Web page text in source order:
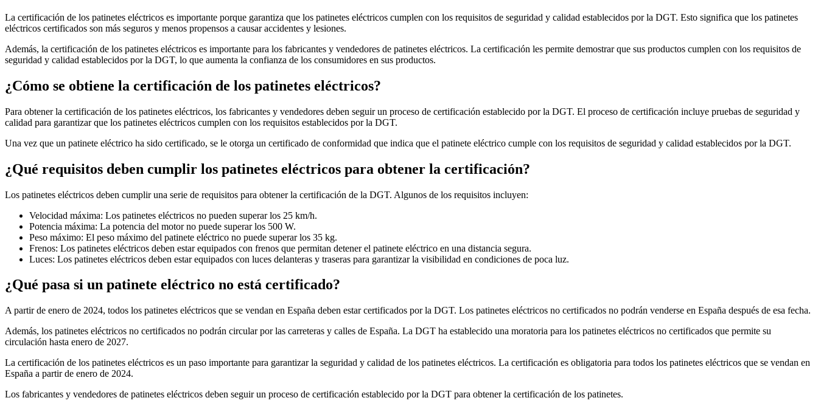
La certificación de los patinetes eléctricos es importante porque garantiza que los patinetes eléctricos cumplen con los requisitos de seguridad y calidad establecidos por la DGT. Esto significa que los patinetes
eléctricos certificados son más seguros y menos propensos a causar accidentes y lesiones.
Además, la certificación de los patinetes eléctricos es importante para los fabricantes y vendedores de patinetes eléctricos. La certificación les permite demostrar que sus productos cumplen con los requisitos de
seguridad y calidad establecidos por la DGT, lo que aumenta la confianza de los consumidores en sus productos.
¿Cómo se obtiene la certificación de los patinetes eléctricos?
Para obtener la certificación de los patinetes eléctricos, los fabricantes y vendedores deben seguir un proceso de certificación establecido por la DGT. El proceso de certificación incluye pruebas de seguridad y
calidad para garantizar que los patinetes eléctricos cumplen con los requisitos establecidos por la DGT.
Una vez que un patinete eléctrico ha sido certificado, se le otorga un certificado de conformidad que indica que el patinete eléctrico cumple con los requisitos de seguridad y calidad establecidos por la DGT.
¿Qué requisitos deben cumplir los patinetes eléctricos para obtener la certificación?
Los patinetes eléctricos deben cumplir una serie de requisitos para obtener la certificación de la DGT. Algunos de los requisitos incluyen:
Velocidad máxima: Los patinetes eléctricos no pueden superar los 25 km/h.
Potencia máxima: La potencia del motor no puede superar los 500 W.
Peso máximo: El peso máximo del patinete eléctrico no puede superar los 35 kg.
Frenos: Los patinetes eléctricos deben estar equipados con frenos que permitan detener el patinete eléctrico en una distancia segura.
Luces: Los patinetes eléctricos deben estar equipados con luces delanteras y traseras para garantizar la visibilidad en condiciones de poca luz.
¿Qué pasa si un patinete eléctrico no está certificado?
A partir de enero de 2024, todos los patinetes eléctricos que se vendan en España deben estar certificados por la DGT. Los patinetes eléctricos no certificados no podrán venderse en España después de esa fecha.
Además, los patinetes eléctricos no certificados no podrán circular por las carreteras y calles de España. La DGT ha establecido una moratoria para los patinetes eléctricos no certificados que permite su
circulación hasta enero de 2027.
La certificación de los patinetes eléctricos es un paso importante para garantizar la seguridad y calidad de los patinetes eléctricos. La certificación es obligatoria para todos los patinetes eléctricos que se vendan en
España a partir de enero de 2024.
Los fabricantes y vendedores de patinetes eléctricos deben seguir un proceso de certificación establecido por la DGT para obtener la certificación de los patinetes.